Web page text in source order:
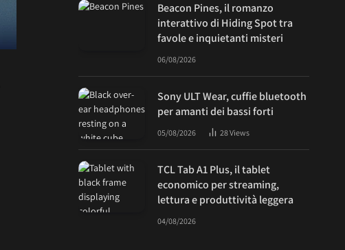
Beacon Pines, il romanzo
interattivo di Hiding Spot tra
favole e inquietanti misteri
06/08/2026
Sony ULT Wear, cuffie bluetooth
per amanti dei bassi forti
05/08/2026 28Views
TCL Tab A1 Plus, il tablet
economico per streaming,
lettura e produttività leggera
04/08/2026